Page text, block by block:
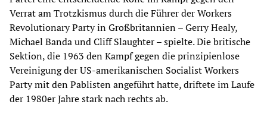
Verrat am Trotzkismus durch die Führer der Workers
Revolutionary Party in Großbritannien – Gerry Healy,
Michael Banda und Cliff Slaughter – spielte. Die britische
Sektion, die 1963 den Kampf gegen die prinzipienlose
Vereinigung der US-amerikanischen Socialist Workers
Party mit den Pablisten angeführt hatte, driftete im Laufe
der 1980er Jahre stark nach rechts ab.